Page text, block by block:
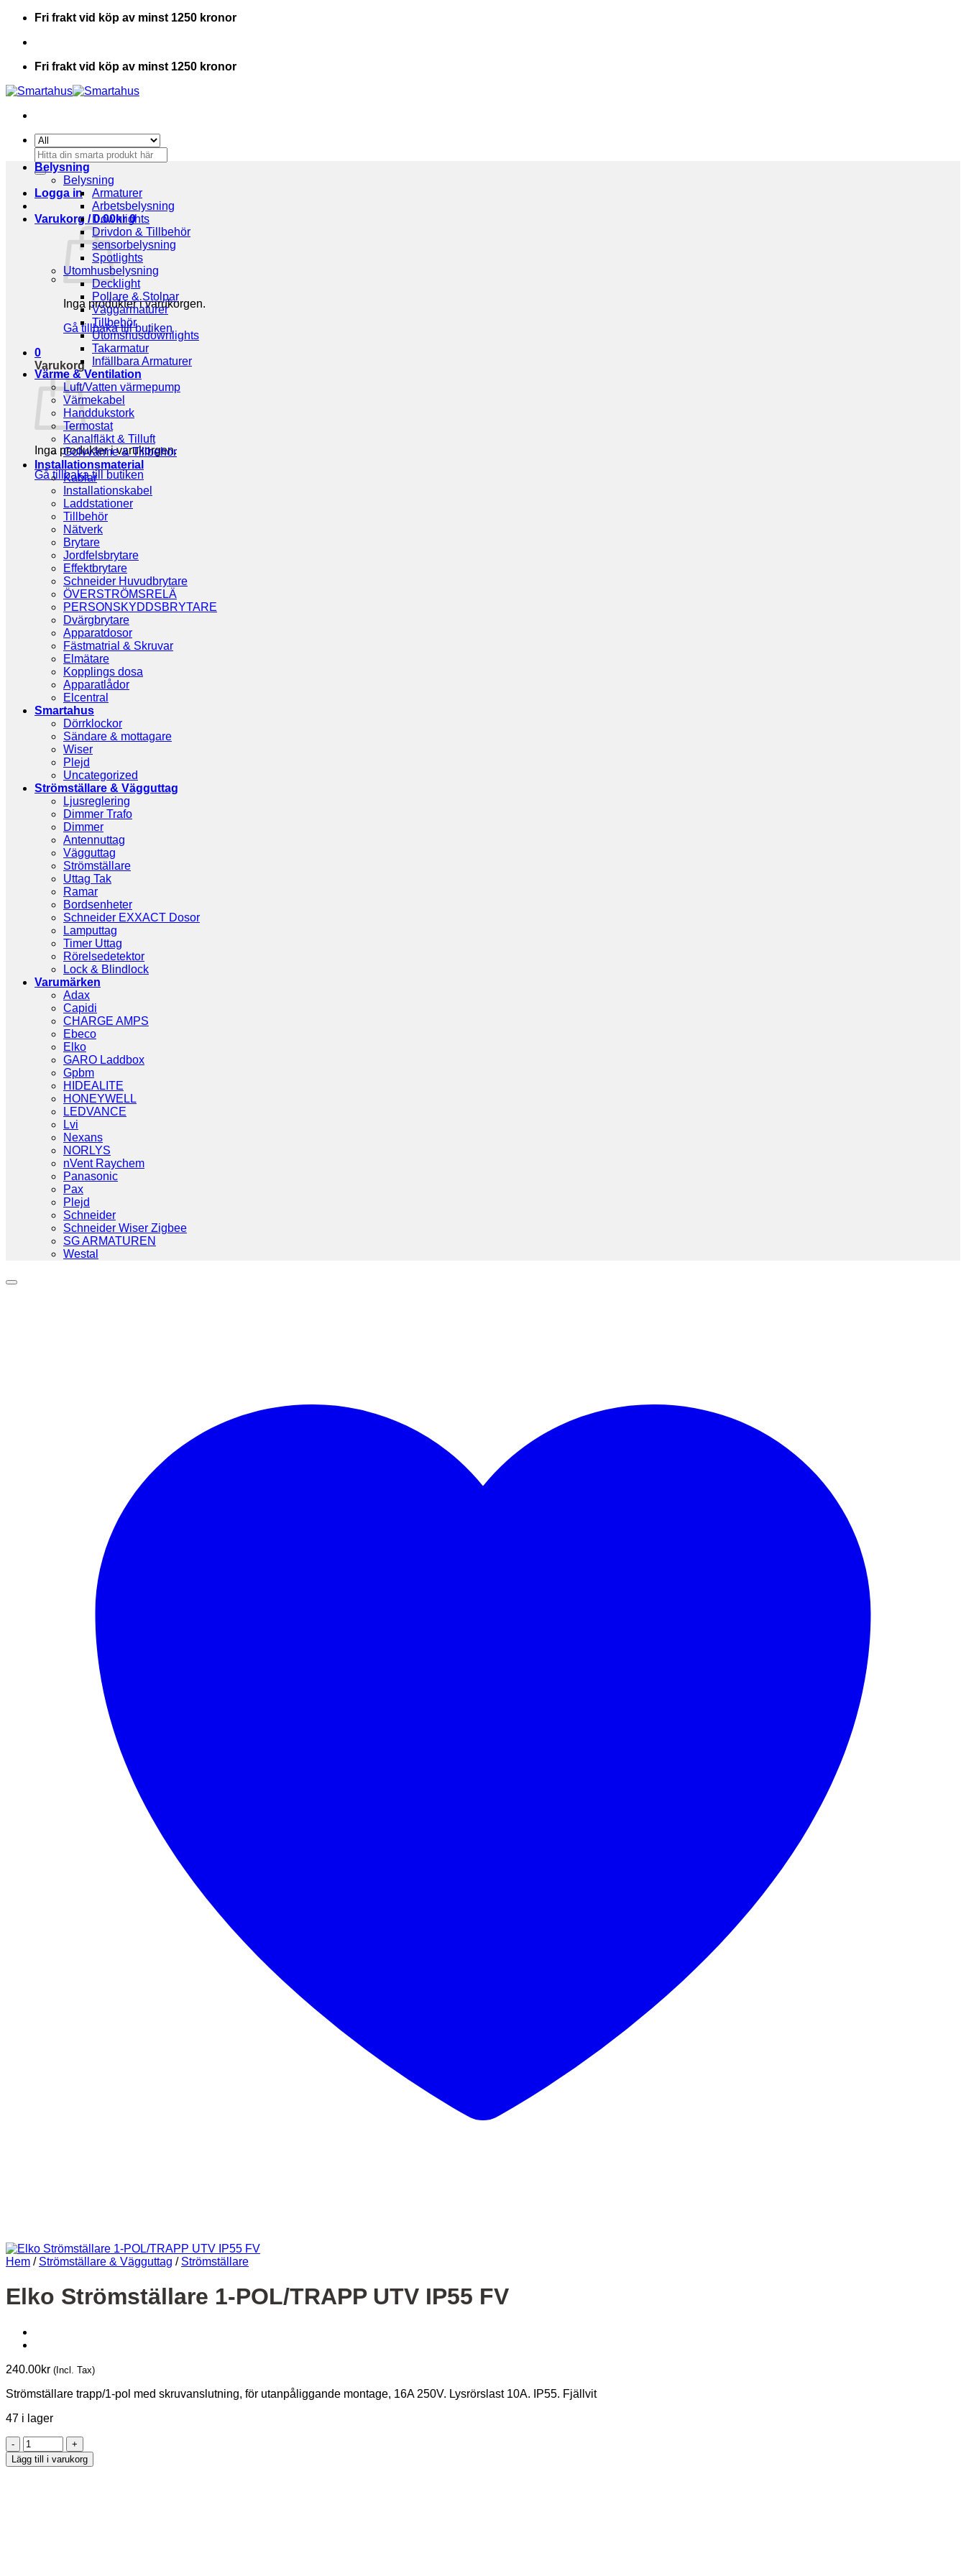
Skip
content
Fri frakt vid köp av minst 1250 kronor
Fri frakt vid köp av minst 1250 kronor
Sök
efter:
Logga in
Varukorg /0.00kr 0
Inga produkter i varukorgen.
Gå tillbaka till butiken
0
Varukorg
Inga produkter i varukorgen.
Gå tillbaka till butiken
Belysning
Belysning
Armaturer
Arbetsbelysning
Downlights
Drivdon & Tillbehör
sensorbelysning
Spotlights
Utomhusbelysning
Decklight
Pollare & Stolpar
Väggarmaturer
Tillbehör
Utomshusdownlights
Takarmatur
Infällbara Armaturer
Värme & Ventilation
Luft/Vatten värmepump
Värmekabel
Handdukstork
Termostat
Kanalfläkt & Tilluft
Golvvärme & Tillbehör
Installationsmaterial
Kablar
Installationskabel
Laddstationer
Tillbehör
Nätverk
Brytare
Jordfelsbrytare
Effektbrytare
Schneider Huvudbrytare
ÖVERSTRÖMSRELÄ
PERSONSKYDDSBRYTARE
Dvärgbrytare
Apparatdosor
Fästmatrial & Skruvar
Elmätare
Kopplings dosa
Apparatlådor
Elcentral
Smartahus
Dörrklockor
Sändare & mottagare
Wiser
Plejd
Uncategorized
Strömställare & Vägguttag
Ljusreglering
Dimmer Trafo
Dimmer
Antennuttag
Vägguttag
Strömställare
Uttag Tak
Ramar
Bordsenheter
Schneider EXXACT Dosor
Lamputtag
Timer Uttag
Rörelsedetektor
Lock & Blindlock
Varumärken
Adax
Capidi
CHARGE AMPS
Ebeco
Elko
GARO Laddbox
Gpbm
HIDEALITE
HONEYWELL
LEDVANCE
Lvi
Nexans
NORLYS
nVent Raychem
Panasonic
Pax
Plejd
Schneider
Schneider Wiser Zigbee
SG ARMATUREN
Westal
Hem / Strömställare & Vägguttag / Strömställare
Elko Strömställare 1-POL/TRAPP UTV IP55 FV
240.00kr (Incl. Tax)
Strömställare trapp/1-pol med skruvanslutning, för utanpåliggande montage, 16A 250V. Lysrörslast 10A. IP55. Fjällvit
47 i lager
Elko
Strömställare
1-
Lägg till i varukorg